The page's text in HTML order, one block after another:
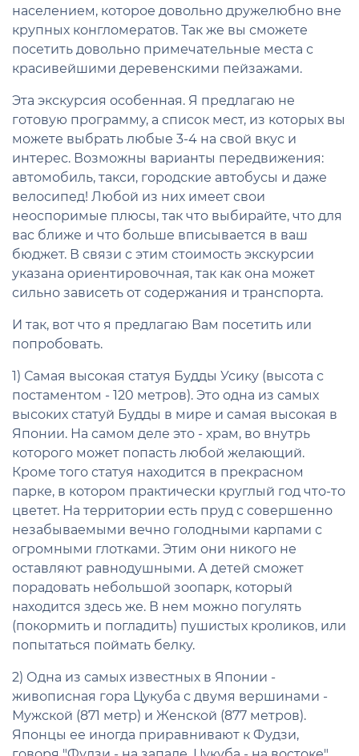
населением, которое довольно дружелюбно вне
крупных конгломератов. Так же вы сможете
посетить довольно примечательные места с
красивейшими деревенскими пейзажами.
Эта экскурсия особенная. Я предлагаю не
готовую программу, а список мест, из которых вы
можете выбрать любые 3-4 на свой вкус и
интерес. Возможны варианты передвижения:
автомобиль, такси, городские автобусы и даже
велосипед! Любой из них имеет свои
неоспоримые плюсы, так что выбирайте, что для
вас ближе и что больше вписывается в ваш
бюджет. В связи с этим стоимость экскурсии
указана ориентировочная, так как она может
сильно зависеть от содержания и транспорта.
И так, вот что я предлагаю Вам посетить или
попробовать.
1) Самая высокая статуя Будды Усику (высота с
постаментом - 120 метров). Это одна из самых
высоких статуй Будды в мире и самая высокая в
Японии. На самом деле это - храм, во внутрь
которого может попасть любой желающий.
Кроме того статуя находится в прекрасном
парке, в котором практически круглый год что-то
цветет. На территории есть пруд с совершенно
незабываемыми вечно голодными карпами с
огромными глотками. Этим они никого не
оставляют равнодушными. А детей сможет
порадовать небольшой зоопарк, который
находится здесь же. В нем можно погулять
(покормить и погладить) пушистых кроликов, или
попытаться поймать белку.
2) Одна из самых известных в Японии -
живописная гора Цукуба с двумя вершинами -
Мужской (871 метр) и Женской (877 метров).
Японцы ее иногда приравнивают к Фудзи,